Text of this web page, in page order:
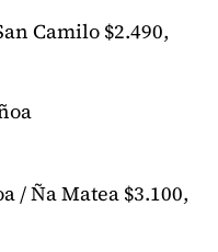
Camilo $2.490,
/ Ña Matea $3.100,